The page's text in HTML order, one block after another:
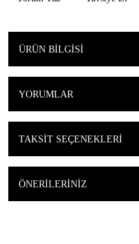
ÜRÜN BILGISI
YORUMLAR
TAKSIT SEÇENEKLERI
ÖNERILERINIZ